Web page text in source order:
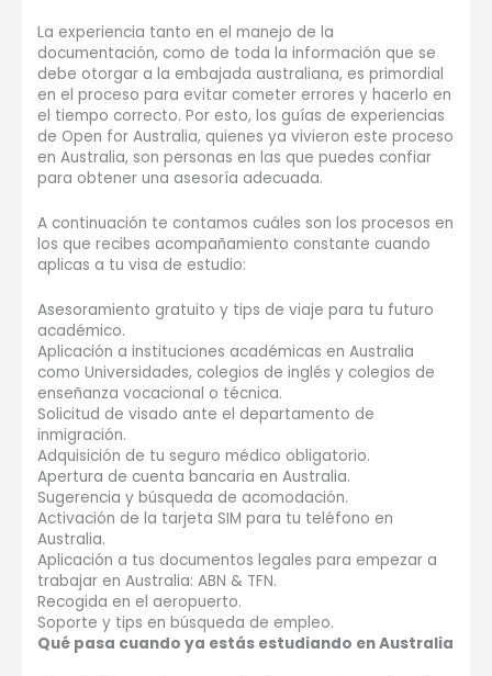
La experiencia tanto en el manejo de la
documentación, como de toda la información que se
debe otorgar a la embajada australiana, es primordial
en el proceso para evitar cometer errores y hacerlo en
el tiempo correcto. Por esto, los guías de experiencias
de Open for Australia, quienes ya vivieron este proceso
en Australia, son personas en las que puedes confiar
para obtener una asesoría adecuada.
A continuación te contamos cuáles son los procesos en
los que recibes acompañamiento constante cuando
aplicas a tu visa de estudio:
Asesoramiento gratuito y tips de viaje para tu futuro
académico.
Aplicación a instituciones académicas en Australia
como Universidades, colegios de inglés y colegios de
enseñanza vocacional o técnica.
Solicitud de visado ante el departamento de
inmigración.
Adquisición de tu seguro médico obligatorio.
Apertura de cuenta bancaria en Australia.
Sugerencia y búsqueda de acomodación.
Activación de la tarjeta SIM para tu teléfono en
Australia.
Aplicación a tus documentos legales para empezar a
trabajar en Australia: ABN & TFN.
Recogida en el aeropuerto.
Soporte y tips en búsqueda de empleo.
Qué pasa cuando ya estás estudiando en Australia